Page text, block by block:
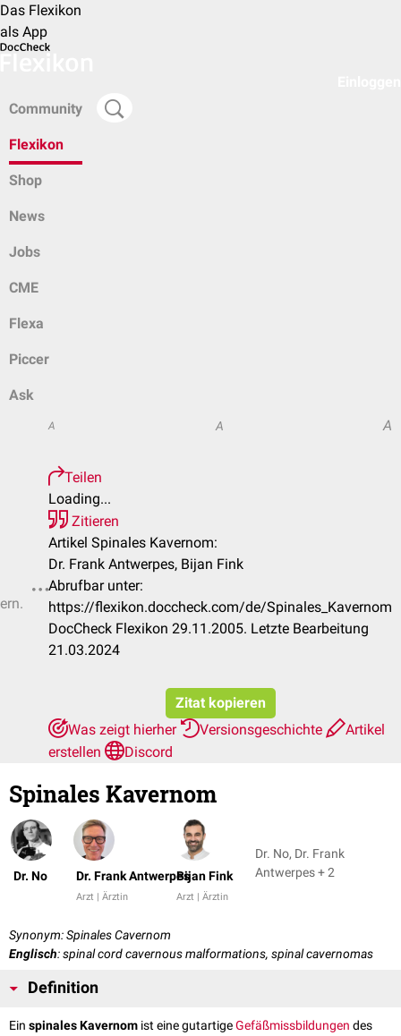
Das Flexikon
als App
Community
Flexikon
Shop
News
Jobs
CME
Flexa
Piccer
Ask
A A A
Teilen
Loading...
Zitieren
Artikel Spinales Kavernom:
Dr. Frank Antwerpes, Bijan Fink
Abrufbar unter:
https://flexikon.doccheck.com/de/Spinales_Kavernom
DocCheck Flexikon 29.11.2005. Letzte Bearbeitung
21.03.2024
Zitat kopieren
Was zeigt hierher
Versionsgeschichte
Artikel
erstellen
Discord
Spinales Kavernom
Dr. No Dr. Frank Antwerpes
Arzt | Ärztin
Bijan Fink
Arzt | Ärztin
Dr. No, Dr. Frank
Antwerpes + 2
Synonym: Spinales Cavernom
Englisch: spinal cord cavernous malformations, spinal cavernomas
Definition
Ein spinales Kavernom ist eine gutartigeGefäßmissbildungen des